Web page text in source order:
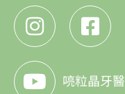
喨粒晶牙